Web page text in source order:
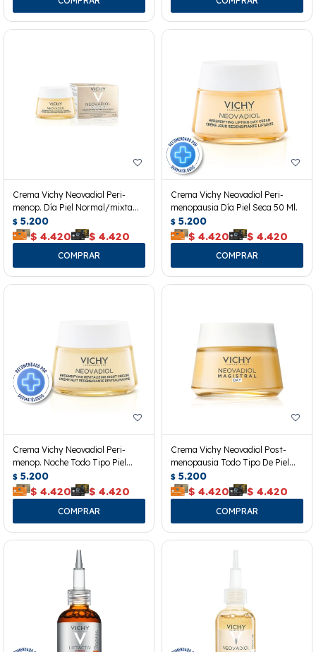
Crema Vichy Neovadiol Peri-
menop. Día Piel Normal/mixta
50ml
$ 5.200
$ 4.420 $ 4.420
Crema Vichy Neovadiol Peri-
menopausia Día Piel Seca 50 Ml.
$ 5.200
$ 4.420 $ 4.420
Crema Vichy Neovadiol Peri-
menop. Noche Todo Tipo Piel
50ml
$ 5.200
$ 4.420 $ 4.420
Crema Vichy Neovadiol Post-
menopausia Todo Tipo De Piel
50ml
$ 5.200
$ 4.420 $ 4.420